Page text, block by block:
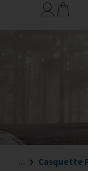
... Casquette